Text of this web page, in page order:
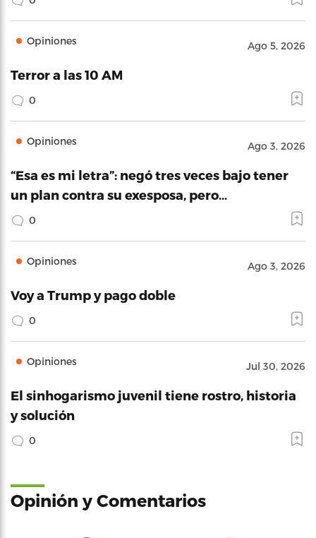
Opiniones Ago 5, 2026
Terror a las 10 AM
0
Opiniones Ago 3, 2026
“Esa es mi letra”: negó tres veces bajo tener
un plan contra su exesposa, pero…
0
Opiniones Ago 3, 2026
Voy a Trump y pago doble
0
Opiniones Jul 30, 2026
El sinhogarismo juvenil tiene rostro, historia
y solución
0
Opinión y Comentarios